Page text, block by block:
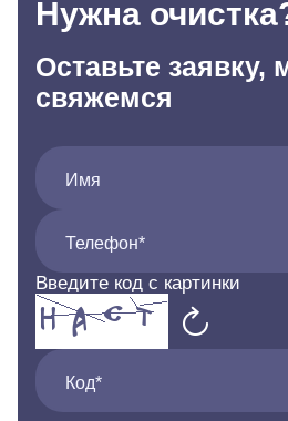
Нужна
Оставьте
свяжемся
Имя
Телефон*
Введите код с картинки
Код*